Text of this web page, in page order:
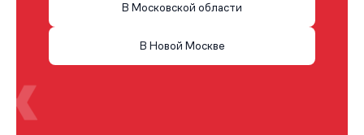
В Московской области
В Новой Москве